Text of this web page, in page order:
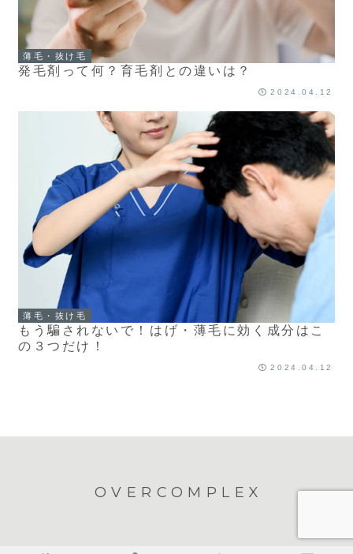
薄毛・抜け毛
発毛剤って何？育毛剤との違いは？
2024.04.12
薄毛・抜け毛
もう騙されないで！はげ・薄毛に効く成分はこ
の３つだけ！
2024.04.12
OVERCOMPLEX